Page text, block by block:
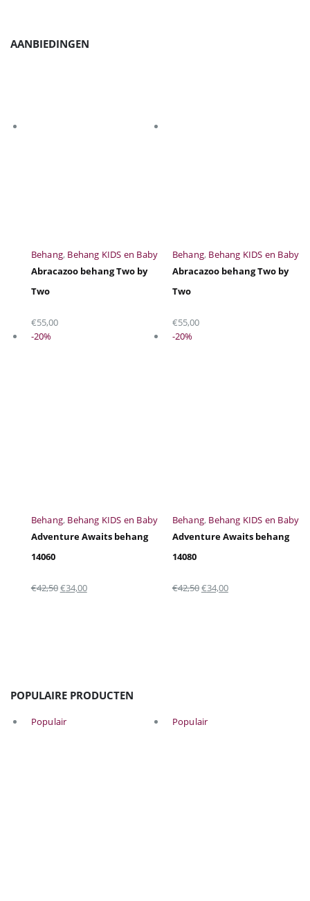
AANBIEDINGEN
Snel bekijken
Behang, Behang KIDS en Baby
Abracazoo behang Two by
Two
€55,00 Snel bekijken
Behang, Behang KIDS en Baby
Abracazoo behang Two by
Two
€55,00
-20%
Behang, Behang KIDS en Baby
Adventure Awaits behang
14060
€42,50Oorspronkelijke
€34,00Huidige
-20%
Behang, Behang KIDS en Baby
Adventure Awaits behang
14080
€42,50Oorspronkelijke
€34,00Huidige
POPULAIRE PRODUCTEN
Populair Populair